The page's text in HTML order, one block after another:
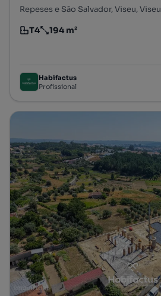
Repeses e São Salvador, Viseu, Viseu
Tipologia
T4
Preço por metro quadrado
194 m²
Habifactus
Profissional